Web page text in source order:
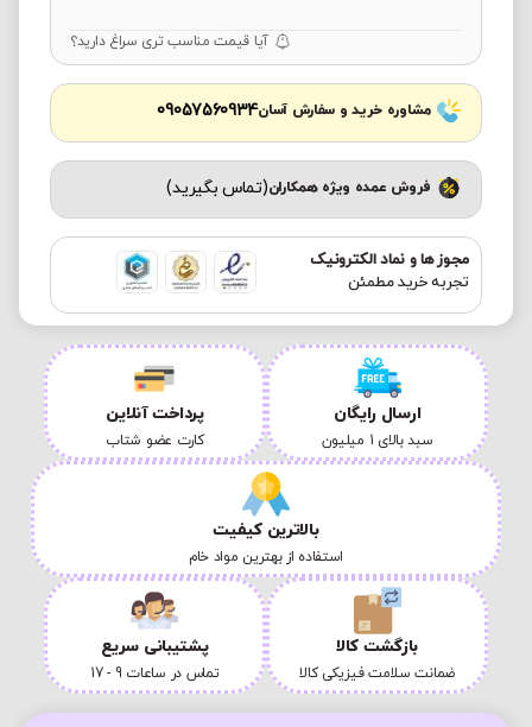
آیا قیمت مناسب تری سراغ دارید؟
مشاوره خرید و سفارش آسان09057560934
فروش عمده ویژه همکاران(تماس بگیرید)
مجوز ها و نماد الکترونیک
تجربه خرید مطمئن
ارسال رایگان
سبد بالای 1 میلیون
پرداخت آنلاین
کارت عضو شتاب
بالاترین کیفیت
استفاده از بهترین مواد خام
بازگشت کالا
ضمانت سلامت فیزیکی کالا
پشتیبانی سریع
تماس در ساعات 9 - 17